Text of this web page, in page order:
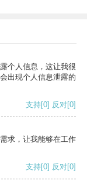
个人信息，这让我很
出现个人信息泄露的
支持[0] 反对[0]
求，让我能够在工作
支持[0] 反对[0]